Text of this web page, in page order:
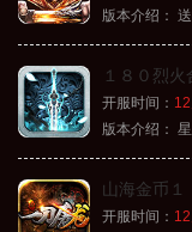
版本介绍：
１８０烈火
开服时间：
版本介绍：
山海金币１
开服时间：